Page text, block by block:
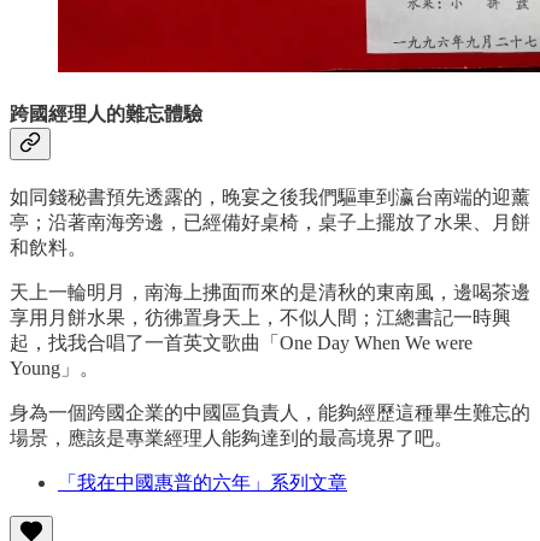
跨國經理人的難忘體驗
如同錢秘書預先透露的，晚宴之後我們驅車到瀛台南端的迎薰
亭；沿著南海旁邊，已經備好桌椅，桌子上擺放了水果、月餅
和飲料。
天上一輪明月，南海上拂面而來的是清秋的東南風，邊喝茶邊
享用月餅水果，彷彿置身天上，不似人間；江總書記一時興
起，找我合唱了一首英文歌曲「One Day When We were
Young」。
身為一個跨國企業的中國區負責人，能夠經歷這種畢生難忘的
場景，應該是專業經理人能夠達到的最高境界了吧。
「我在中國惠普的六年」系列文章